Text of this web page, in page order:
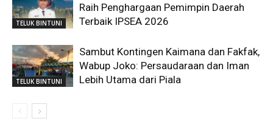
TELUK BINTUNI
Raih Penghargaan Pemimpin Daerah
Terbaik IPSEA 2026
TELUK BINTUNI
Sambut Kontingen Kaimana dan Fakfak,
Wabup Joko: Persaudaraan dan Iman
Lebih Utama dari Piala